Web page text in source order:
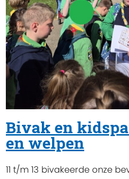
Bivak en
en welpen
11 t/m 13 bivakeerde onze